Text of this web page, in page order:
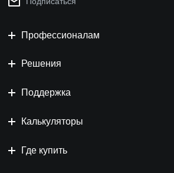
Профессионалам
Решения
Поддержка
Калькуляторы
Где купить